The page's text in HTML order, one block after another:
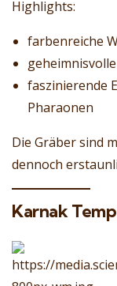
Highlights:
farbenreiche
faszinierende
Pharaonen
Die Gräber sind
dennoch
Karnak